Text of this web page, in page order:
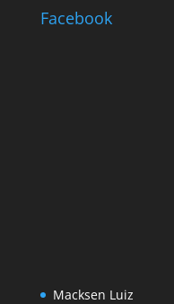
Facebook
Macksen Luiz